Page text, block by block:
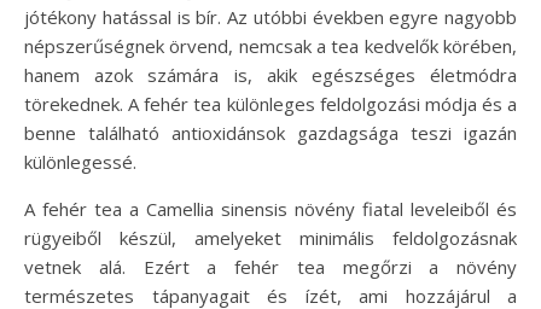
jótékony hatással is bír. Az utóbbi években egyre nagyobb
népszerűségnek örvend, nemcsak a tea kedvelők körében,
hanem azok számára is, akik egészséges életmódra
törekednek. A fehér tea különleges feldolgozási módja és a
benne található antioxidánsok gazdagsága teszi igazán
különlegessé.
A fehér tea a Camellia sinensis növény fiatal leveleiből és
rügyeiből készül, amelyeket minimális feldolgozásnak
vetnek alá. Ezért a fehér tea megőrzi a növény
természetes tápanyagait és ízét, ami hozzájárul a